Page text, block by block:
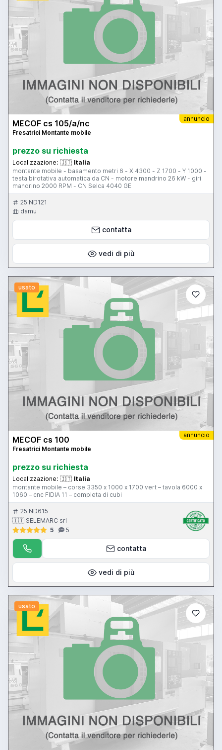
annuncio
MECOF cs 105/a/nc
Fresatrici Montante mobile
prezzo su richiesta
Localizzazione: 🇮🇹 Italia
montante mobile - basamento metri 6 - X 4300 - Z 1700 - Y 1000 -
testa birotativa automatica da CN - motore mandrino 26 kW - giri
mandrino 2000 RPM - CN Selca 4040 GE
25IND121
damu
contatta
vedi di più
usato
annuncio
MECOF cs 100
Fresatrici Montante mobile
prezzo su richiesta
Localizzazione: 🇮🇹 Italia
montante mobile – corse 3350 x 1000 x 1700 vert – tavola 6000 x
1060 – cnc FIDIA 11 – completa di cubi
25IND615
🇮🇹 SELEMARC srl
5
5
contatta
vedi di più
usato